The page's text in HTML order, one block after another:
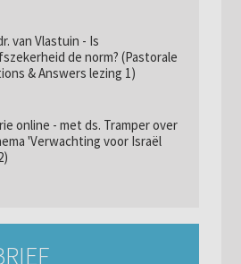
van Vlastuin - Is
de norm? (Pastorale
& Answers lezing 1)
online - met ds. Tramper over
'Verwachting voor Israël